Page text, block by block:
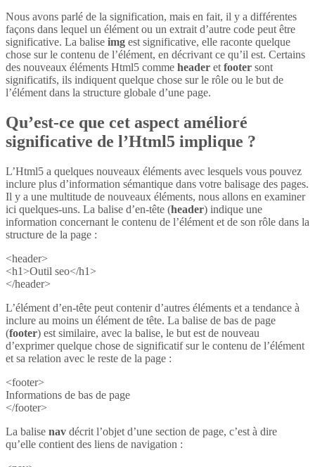
Nous avons parlé de la signification, mais en fait, il y a différentes
façons dans lequel un élément ou un extrait d’autre code peut être
significative. La balise img est significative, elle raconte quelque
chose sur le contenu de l’élément, en décrivant ce qu’il est. Certains
des nouveaux éléments Html5 comme header et footer sont
significatifs, ils indiquent quelque chose sur le rôle ou le but de
l’élément dans la structure globale d’une page.
Qu’est-ce que cet aspect amélioré
significative de l’Html5 implique ?
L’Html5 a quelques nouveaux éléments avec lesquels vous pouvez
inclure plus d’information sémantique dans votre balisage des pages.
Il y a une multitude de nouveaux éléments, nous allons en examiner
ici quelques-uns. La balise d’en-tête (header) indique une
information concernant le contenu de l’élément et de son rôle dans la
structure de la page :
<header>
<h1>Outil seo</h1>
</header>
L’élément d’en-tête peut contenir d’autres éléments et a tendance à
inclure au moins un élément de tête. La balise de bas de page
(footer) est similaire, avec la balise, le but est de nouveau
d’exprimer quelque chose de significatif sur le contenu de l’élément
et sa relation avec le reste de la page :
<footer>
Informations de bas de page
</footer>
La balise nav décrit l’objet d’une section de page, c’est à dire
qu’elle contient des liens de navigation :